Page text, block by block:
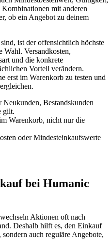
mit anderen
ob ein Angebot zu deinem
ist der offensichtlich höchste
Wahl. Versandkosten,
und die konkrete
Vorteil verändern.
erst im Warenkorb zu testen und
Bestandskunden
gilt.
Warenkorb, nicht nur die
oder Mindesteinkaufswerte
bei Humanic
Aktionen oft nach
Deshalb hilft es, den Einkauf
auch reguläre Angebote,